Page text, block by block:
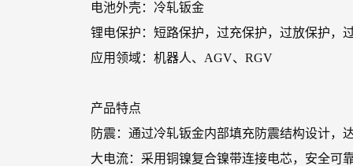
电池外壳：冷轧钣金
锂电保护：短路保护，过充保护，过放保护，
应用领域：机器人、AGV、RGV
产品特点
防震：通过冷轧钣金内部填充防震结构设计，
大电流：采用铜镍复合镍带连接电芯，安全可